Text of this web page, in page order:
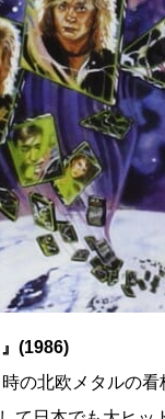
(1986)
の北欧メタルの